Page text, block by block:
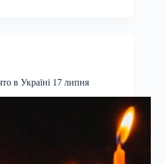
в Україні 17 липня